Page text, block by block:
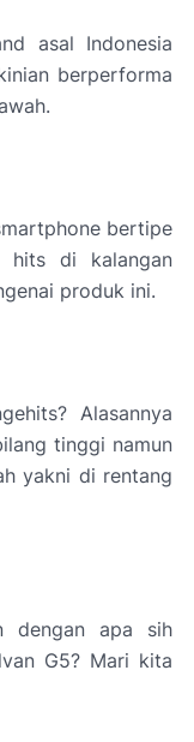
asal Indonesia
berperforma
bertipe
di kalangan
produk ini.
Alasannya
tinggi namun
yakni di rentang
dengan apa sih
G5? Mari kita